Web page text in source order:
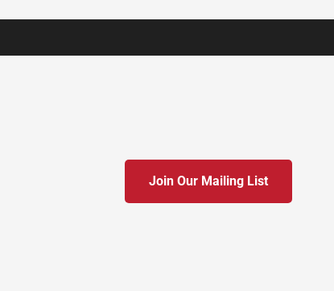
Join Our Mailing List